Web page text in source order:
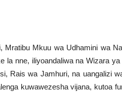
Mratibu Mkuu wa Udhamini wa
la nne, iliyoandaliwa na Wizara
Rais wa Jamhuri, na uangalizi
kuwawezesha vijana, kutoa